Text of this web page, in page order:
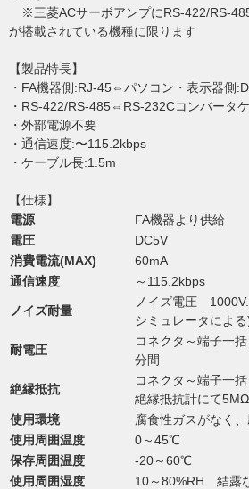
※三菱ACサーボアンプにRS-422/RS-
が搭載されている機種に限ります
【製品特長】
・FA機器側:RJ-45⇔パソコン・表示器側
・RS-422/RS-485⇔RS-232Cコンバータ
・外部電源不要
・通信速度:〜115.2kbps
・ケーブル長:1.5m
【仕様】
電源
FA機器より供給
電圧
DC5V
消費電流(MAX)
60mA
通信速度
～115.2kbps
ノイズ耐量
ノイズ電圧
シミュレータによる
耐電圧
コネクタ～端子一
分間
絶縁抵抗
コネクタ～端子一
絶縁抵抗計にて
使用環境
腐食性ガスがなく
使用周囲温度
0～45℃
保存周囲温度
-20～60℃
使用周囲湿度
10～80%RH 結露